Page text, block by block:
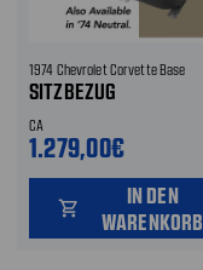
1974 Chevrolet Corvette Base
SITZBEZUG
CA
1.279,00€
shopping_cart
IN DEN
WARENKORB